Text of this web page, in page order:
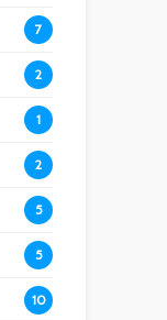
7
2
1
2
5
5
10